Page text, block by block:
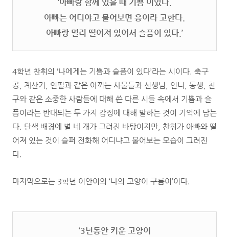
‘아빠랑 함께 있을 때 기쁨 이있다.
아빠는 어디야고 물어보면 응이라 고한다.
아빠랑 멀리 떨어져 있어서 슬픔이 있다.’
4학년 찬휘의 ‘나에게는 기쁨과 슬픔이 있다’라는 시이다. 축구
공, 계산기, 연필과 같은 아끼는 사물들과 선생님, 언니, 동생, 친
구와 같은 소중한 사람들에 대해 쓴 다른 시들 속에서 기쁨과 슬
픔이라는 반대되는 두 가지 감정에 대해 말하는 것이 기억에 남는
다. 단색 배경에 별 네 개가 그려진 바탕이지만, 찬휘가 아빠와 떨
어져 있는 것이 슬퍼 전화해 어디냐고 물어보는 모습이 그려진
다.
마지막으로는 3학년 이안이의 ‘나의 고양이 구름이’이다.
‘3년동안 키운 고양이